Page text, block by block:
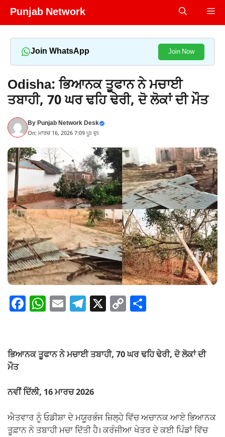
Skip
Punjab Network
Join WhatsApp Join Now
Odisha: ਭਿਆਨਕ ਤੂਫਾਨ ਨੇ ਮਚਾਈ
ਤਬਾਹੀ, 70 ਘਰ ਢਹਿ ਢੇਰੀ, ਦੋ ਲੋਕਾਂ ਦੀ ਮੌਤ
ByPunjab Network Desk
On: ਮਾਰਚ 16, 2026 7:09 ਪੂਃ ਦੁਃ
F
e
o
o
k
W
s
p
p
E T
gr
m
X C
y e
ਭਿਆਨਕ ਤੂਫਾਨ ਨੇ ਮਚਾਈ ਤਬਾਹੀ, 70 ਘਰ ਢਹਿ ਢੇਰੀ, ਦੋ ਲੋਕਾਂ ਦੀ
ਮੌਤ
ਨਵੀਂ ਦਿੱਲੀ, 16 ਮਾਰਚ 2026
ਐਤਵਾਰ ਨੂੰ ਓਡੀਸ਼ਾ ਦੇ ਮਯੂਰਭੰਜ ਜ਼ਿਲ੍ਹੇ ਵਿੱਚ ਅਚਾਨਕ ਆਏ ਭਿਆਨਕ
ਤੂਫ਼ਾਨ ਨੇ ਤਬਾਹੀ ਮਚਾ ਦਿੱਤੀ ਹੈ। ਕਰੰਜੀਆ ਖੇਤਰ ਦੇ ਕਈ ਪਿੰਡਾਂ ਵਿੱਚ